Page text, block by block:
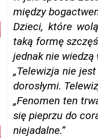
między
Dzieci, które
taką formę
jednak nie wiedzą
„Telewizja nie
dorosłymi.
„Fenomen ten
się pieprzu do
niejadalne.”